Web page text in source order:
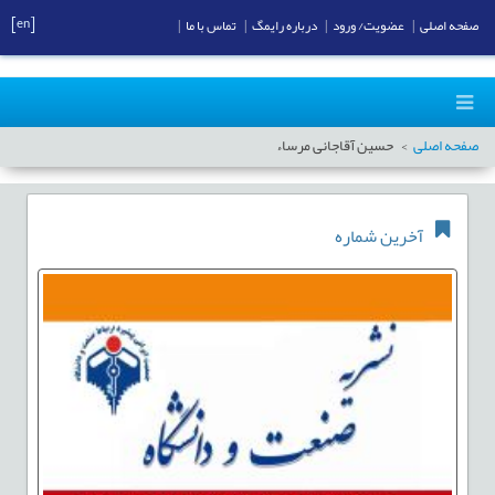
صفحه اصلی حسین آقاجانی مرساء
آخرین شماره
صفحه اصلی عضویت/ ورود درباره رایمگ تماس با ما